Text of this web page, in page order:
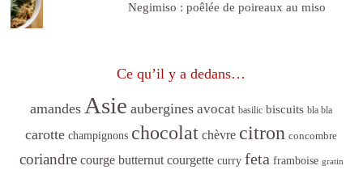
Negimiso : poêlée de poireaux au miso
Ce qu’il y a dedans…
amandes Asie aubergines avocat basilic biscuits bla bla
carotte champignons chocolat chèvre citron concombre
coriandre courge butternut courgette curry feta framboise gratin